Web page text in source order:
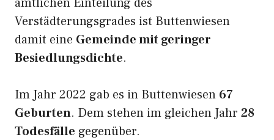
Verstädterungsgrades ist Buttenwiesen
damit eine Gemeinde mit geringer
Besiedlungsdichte.
Im Jahr 2022 gab es in Buttenwiesen 67
Geburten. Dem stehen im gleichen Jahr 28
Todesfälle gegenüber.